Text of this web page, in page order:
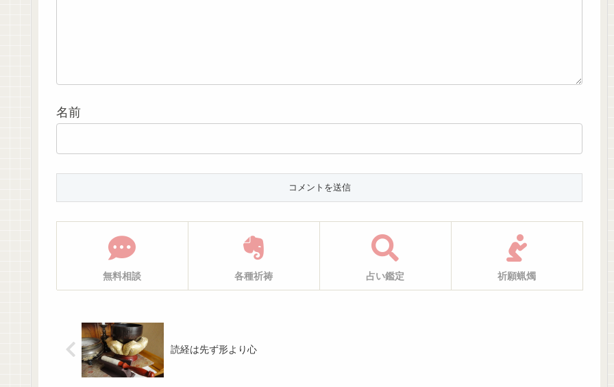
名前
無料相談 各種祈祷 占い鑑定 祈願蝋燭
読経は先ず形より心